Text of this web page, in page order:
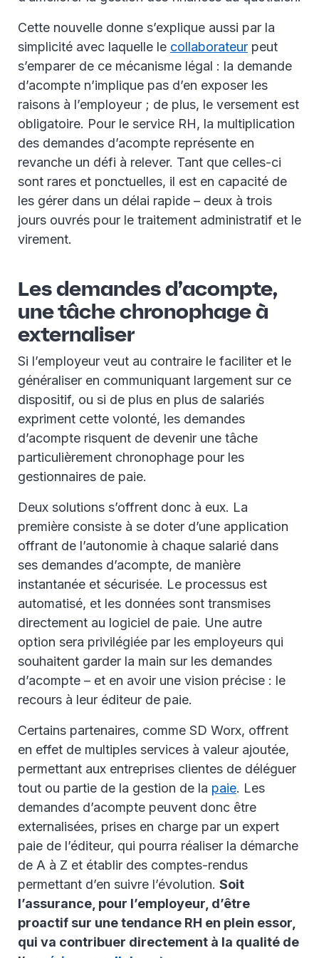
Cette nouvelle donne s’explique aussi par la
simplicité avec laquelle le collaborateur peut
s’emparer de ce mécanisme légal : la demande
d’acompte n’implique pas d’en exposer les
raisons à l’employeur ; de plus, le versement est
obligatoire. Pour le service RH, la multiplication
des demandes d’acompte représente en
revanche un défi à relever. Tant que celles-ci
sont rares et ponctuelles, il est en capacité de
les gérer dans un délai rapide – deux à trois
jours ouvrés pour le traitement administratif et le
virement.
Les demandes d’acompte,
une tâche chronophage à
externaliser
Si l’employeur veut au contraire le faciliter et le
généraliser en communiquant largement sur ce
dispositif, ou si de plus en plus de salariés
expriment cette volonté, les demandes
d’acompte risquent de devenir une tâche
particulièrement chronophage pour les
gestionnaires de paie.
Deux solutions s’offrent donc à eux. La
première consiste à se doter d’une application
offrant de l’autonomie à chaque salarié dans
ses demandes d’acompte, de manière
instantanée et sécurisée. Le processus est
automatisé, et les données sont transmises
directement au logiciel de paie. Une autre
option sera privilégiée par les employeurs qui
souhaitent garder la main sur les demandes
d’acompte – et en avoir une vision précise : le
recours à leur éditeur de paie.
Certains partenaires, comme SD Worx, offrent
en effet de multiples services à valeur ajoutée,
permettant aux entreprises clientes de déléguer
tout ou partie de la gestion de la paie. Les
demandes d’acompte peuvent donc être
externalisées, prises en charge par un expert
paie de l’éditeur, qui pourra réaliser la démarche
de A à Z et établir des comptes-rendus
permettant d’en suivre l’évolution. Soit
l’assurance, pour l’employeur, d’être
proactif sur une tendance RH en plein essor,
qui va contribuer directement à la qualité de